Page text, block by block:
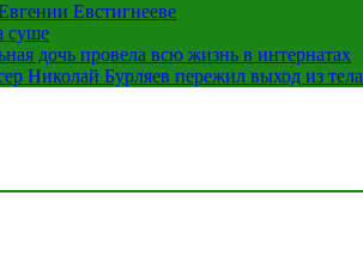
Евстигнееве
суше
дочь провела всю жизнь в интернатах
Николай Бурляев пережил выход из тела